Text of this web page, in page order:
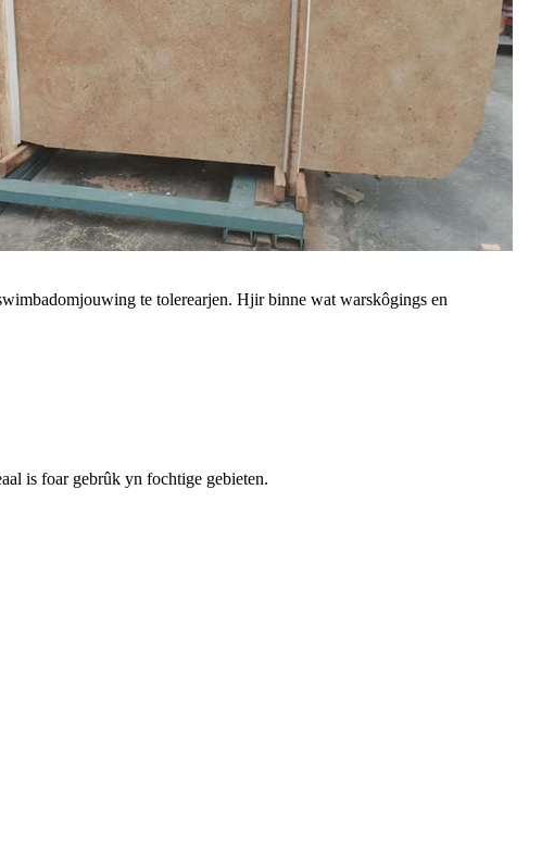
te tolerearjen. Hjir binne wat warskôgings en
is foar gebrûk yn fochtige gebieten.